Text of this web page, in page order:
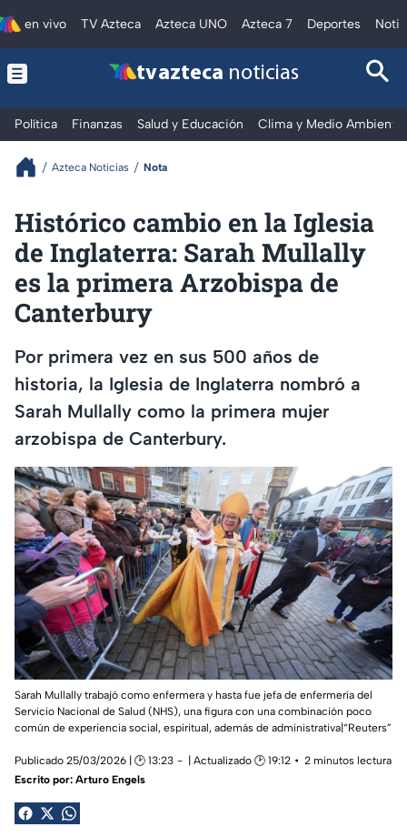
en vivo TV Azteca Azteca UNO Azteca 7 Deportes
tv azteca noticias
Política Finanzas Salud y Educación Clima y Medio Ambiente
Azteca Noticias Nota
Histórico cambio en la Iglesia
de Inglaterra: Sarah Mullally
es la primera Arzobispa de
Canterbury
Por primera vez en sus 500 años de
historia, la Iglesia de Inglaterra nombró a
Sarah Mullally como la primera mujer
arzobispa de Canterbury.
Sarah Mullally trabajó como enfermera y hasta fue jefa de enfermería del
Servicio Nacional de Salud (NHS), una figura con una combinación poco
común de experiencia social, espiritual, además de administrativa|“Reuters”
Publicado 25/03/2026 | 🕑 13:23 | Actualizado 🕑 19:12
2 minutos lectura
Escrito por: Arturo Engels